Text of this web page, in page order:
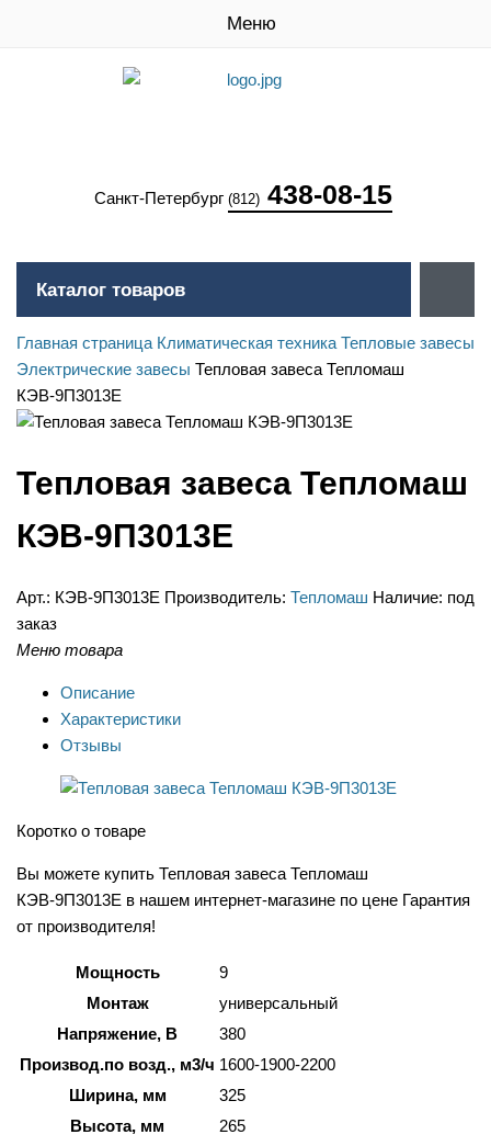
Меню
Санкт-Петербург (812) 438-08-15
Каталог товаров
Главная страница Климатическая техника Тепловые завесы
Электрические завесы Тепловая завеса Тепломаш
КЭВ-9П3013Е
Тепловая завеса Тепломаш
КЭВ-9П3013Е
Арт.: КЭВ-9П3013Е Производитель: Тепломаш Наличие: под
заказ
Меню товара
Описание
Характеристики
Отзывы
Коротко о товаре
Вы можете купить Тепловая завеса Тепломаш
КЭВ-9П3013Е в нашем интернет-магазине по цене Гарантия
от производителя!
Мощность
9
Монтаж
универсальный
Напряжение, В
380
Производ.по возд., м3/ч 1600-1900-2200
Ширина, мм
325
Высота, мм
265